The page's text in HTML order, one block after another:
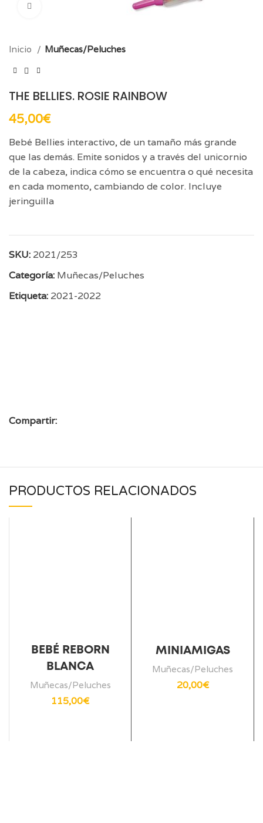
Inicio Muñecas/Peluches
THE BELLIES. ROSIE RAINBOW
45,00€
Bebé Bellies interactivo, de un tamaño más grande
que las demás. Emite sonidos y a través del unicornio
de la cabeza, indica cómo se encuentra o qué necesita
en cada momento, cambiando de color. Incluye
jeringuilla
SKU: 2021/253
Categoría: Muñecas/Peluches
Etiqueta: 2021-2022
Compartir:
PRODUCTOS RELACIONADOS
BEBÉ REBORN
BLANCA
Muñecas/Peluches
115,00€
MINIAMIGAS
Muñecas/Peluches
20,00€